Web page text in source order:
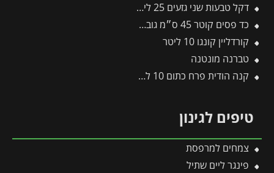
דקל טבעות שני גזעים 25 ליטר
כד פסים קוטר 45 ס״מ גובה 45 ס״מ לבן מנוקד
קורדליין קונגו 10 ליטר
טברנה מונטנה
קנה הודית פרח כתום 10 ליטר
טיפים לגינון
צמחים למרפסת
פינגר ליים שתיל